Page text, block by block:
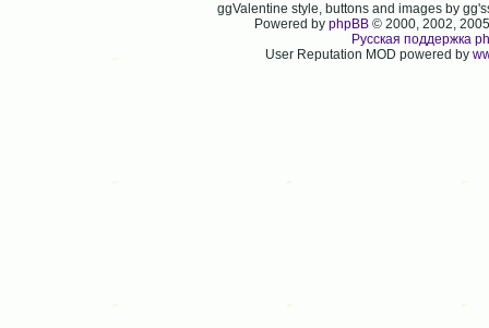
ggValentine style, buttons and images by
Powered byphpBB © 2000, 2002,
Русская поддержка
User Reputation MOD powered by